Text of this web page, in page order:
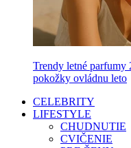
Trendy letné parfumy
pokožky ovládnu leto
CELEBRITY
LIFESTYLE
CHUDNUTIE
CVIČENIE